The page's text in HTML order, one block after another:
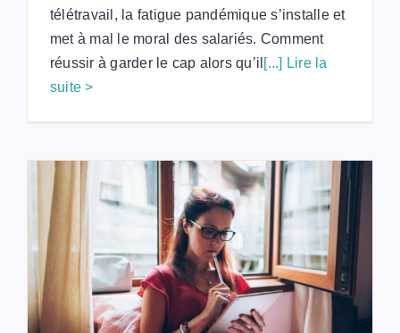
télétravail, la fatigue pandémique s’installe et
met à mal le moral des salariés. Comment
réussir à garder le cap alors qu’il [...] Lire la
suite >